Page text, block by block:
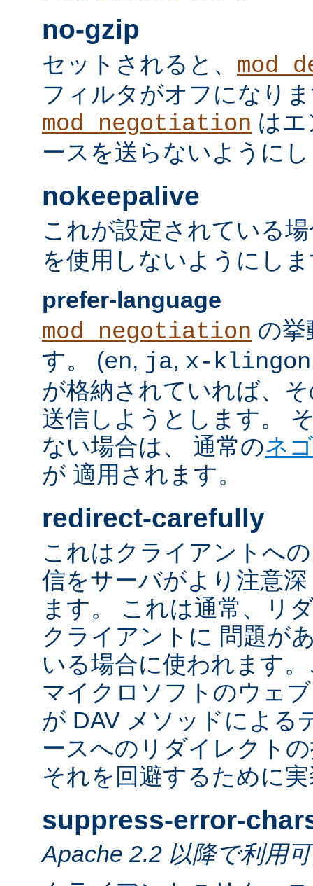
no-gzip
セットされると、
フィルタがオフになり
mod_negotiation は
ースを送らないように
nokeepalive
これが設定されている
を使用しないようにし
prefer-language
mod_negotiation の挙
す。 (en, ja, x-klingon
が格納されていれば、
送信しようとします。
ない場合は、 通常のネ
が 適用されます。
redirect-carefully
これはクライアントへ
信をサーバがより注意
ます。 これは通常、リ
クライアントに 問題が
いる場合に使われます
マイクロソフトのウェ
が DAV メソッドによる
ースへのリダイレクト
それを回避するために
suppress-error-
Apache 2.2 以降で利用